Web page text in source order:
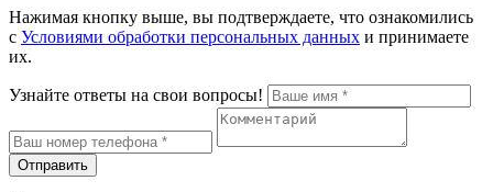
Нажимая кнопку выше, вы подтверждаете, что ознакомились
с Условиями обработки персональных данных и принимаете
их.
Узнайте ответы на свои вопросы!
Отправить